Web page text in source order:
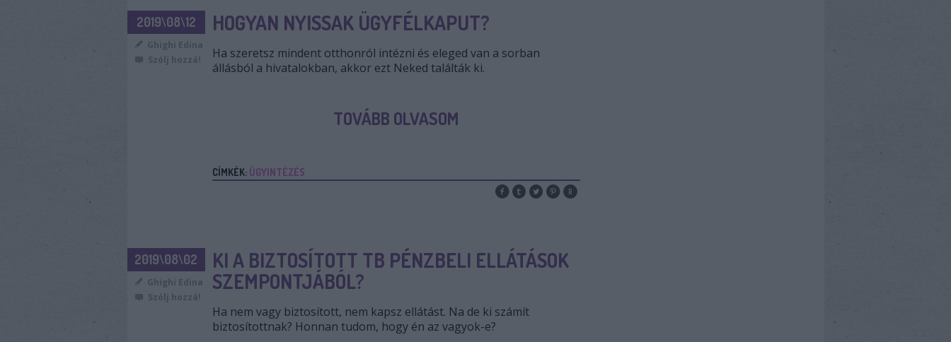
2019\08\12
Ghighi Edina
Szólj hozzá!
HOGYAN NYISSAK ÜGYFÉLKAPUT?
Ha szeretsz mindent otthonról intézni és eleged van a sorban
állásból a hivatalokban, akkor ezt Neked találták ki.
TOVÁBB OLVASOM
CÍMKÉK: ÜGYINTÉZÉS
2019\08\02
Ghighi Edina
Szólj hozzá!
KI A BIZTOSÍTOTT TB PÉNZBELI ELLÁTÁSOK
SZEMPONTJÁBÓL?
Ha nem vagy biztosított, nem kapsz ellátást. Na de ki számít
biztosítottnak? Honnan tudom, hogy én az vagyok-e?